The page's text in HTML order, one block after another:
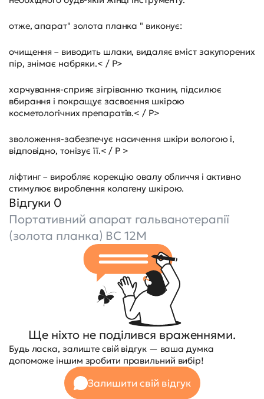
отже, апарат" золота планка " виконує:
очищення – виводить шлаки, видаляє вміст закупорених
пір, знімає набряки.< / P>
харчування-сприяє зігріванню тканин, підсилює
вбирання і покращує засвоєння шкірою
косметологічних препаратів.< / P>
зволоження-забезпечує насичення шкіри вологою і,
відповідно, тонізує її.< / P >
ліфтинг – виробляє корекцію овалу обличчя і активно
стимулює вироблення колагену шкірою.
Відгуки 0
Портативний апарат гальванотерапії
(золота планка) BC 12M
Ще ніхто не поділився враженнями.
Будь ласка, залиште свій відгук — ваша думка
допоможе іншим зробити правильний вибір!
Залишити свій відгук